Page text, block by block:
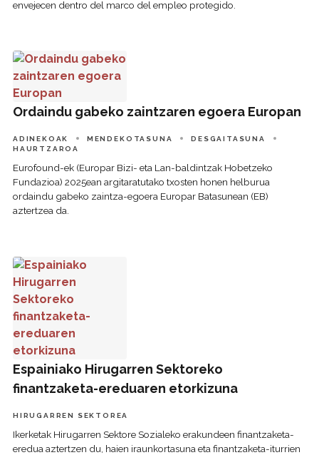
envejecen dentro del marco del empleo protegido.
Ordaindu gabeko zaintzaren egoera Europan
ADINEKOAK MENDEKOTASUNA
DESGAITASUNA
HAURTZAROA
Eurofound-ek (Europar Bizi- eta Lan-baldintzak Hobetzeko
Fundazioa) 2025ean argitaratutako txosten honen helburua
ordaindu gabeko zaintza-egoera Europar Batasunean (EB)
aztertzea da.
Ordaindu gabeko zaintzaren egoera Europan
Espainiako Hirugarren Sektoreko
finantzaketa-ereduaren etorkizuna
HIRUGARREN SEKTOREA
Ikerketak Hirugarren Sektore Sozialeko erakundeen finantzaketa-
eredua aztertzen du, haien iraunkortasuna eta finantzaketa-iturrien
Espainiako Hirugarren Sektoreko finantzaketa-ereduaren